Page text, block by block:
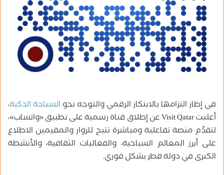
و
ن
ي
ا
في إطار التزامها بالابتكار الرقمي والتوجه نحو السياحة الذكية،
أعلنت Visit Qatar عن إطلاق قناة رسمية على تطبيق «واتساب»،
لتقدّم منصة تفاعلية ومباشرة تتيح للزوار والمقيمين الاطلاع
على أبرز المعالم السياحية، والفعاليات الثقافية، والأنشطة
الكبرى في دولة قطر بشكل فوري.